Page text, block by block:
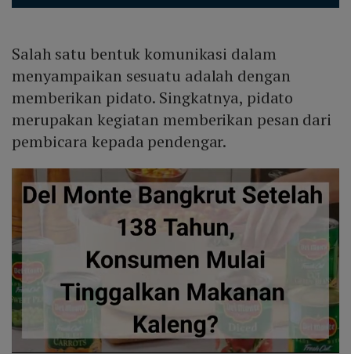
Salah satu bentuk komunikasi dalam
menyampaikan sesuatu adalah dengan
memberikan pidato. Singkatnya, pidato
merupakan kegiatan memberikan pesan dari
pembicara kepada pendengar.